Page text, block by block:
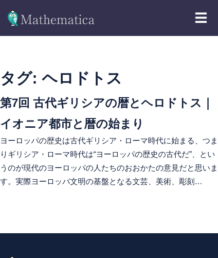
☰
タグ: ヘロドトス
第7回 古代ギリシアの暦とヘロドトス｜
イオニア都市と暦の始まり
ヨーロッパの歴史は古代ギリシア・ローマ時代に始まる、つま
りギリシア・ローマ時代は“ヨーロッパの歴史の古代だ”、とい
うのが現代のヨーロッパの人たちのおおかたの意見だと思いま
す。実際ヨーロッパ文明の基盤となる文芸、美術、彫刻…